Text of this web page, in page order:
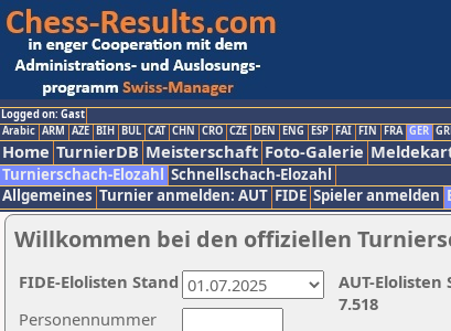
Logged on: Gast
Arabic ARM AZE BIH BUL CAT CHN CRO CZE DEN ENG ESP FAI FIN FRA GER
Home TurnierDB Meisterschaft Foto-Galerie
Turnierschach-Elozahl Schnellschach-Elozahl
Allgemeines Turnier anmelden: AUT FIDE Spieler anmelden
Willkommen bei den offiziellen
Personennummer
AUT-Elolisten
7.518
FIDE-Elolisten Stand